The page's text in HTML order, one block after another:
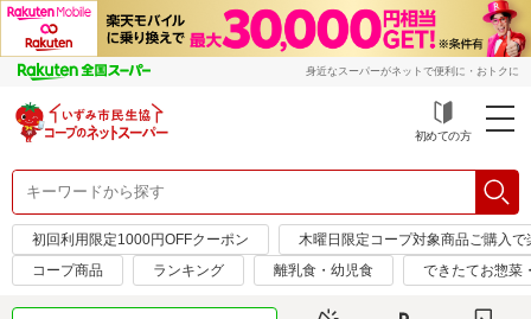
身近なスーパーがネットで便利に・おトクに
初めての方
初回利用限定1000円OFFクーポン
木曜日限定コープ対象商品ご購入
コープ商品
ランキング 離乳食・幼児食 できたてお惣菜